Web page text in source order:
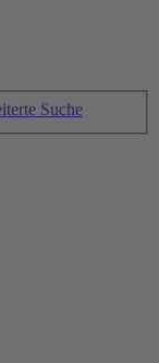
Suche